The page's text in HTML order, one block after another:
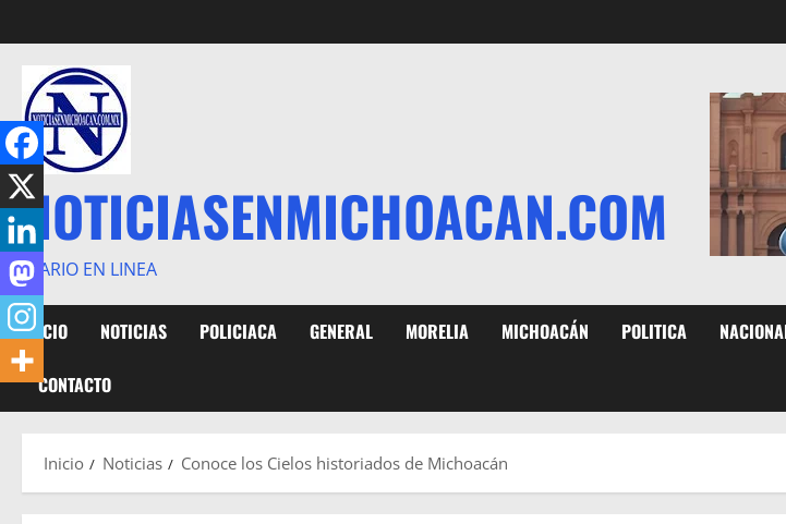
al
contenido
NOTICIASENMICHOACAN.COM
DIARIO EN LINEA
INICIO NOTICIAS POLICIACA GENERAL MORELIA MICHOACÁN POLITICA
CONTACTO
Inicio Noticias Conoce los Cielos historiados de Michoacán